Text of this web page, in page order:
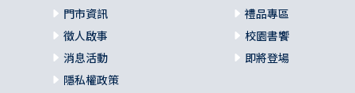
門市資訊
徵人啟事
消息活動
隱私權政策
禮品專區
校園書饗
即將登場